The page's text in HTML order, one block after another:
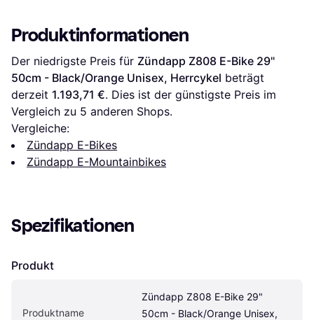
Produktinformationen
Der niedrigste Preis für Zündapp Z808 E-Bike 29"
50cm - Black/Orange Unisex, Herrcykel beträgt
derzeit 1.193,71 €. Dies ist der günstigste Preis im
Vergleich zu 5 anderen Shops.
Vergleiche:
Zündapp E-Bikes
Zündapp E-Mountainbikes
Spezifikationen
Produkt
Produktname
Zündapp Z808 E-Bike 29"
50cm - Black/Orange Unisex,